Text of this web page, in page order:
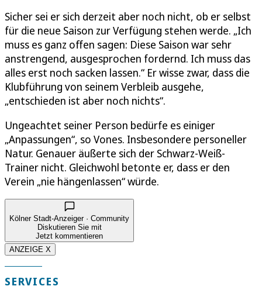
Sicher sei er sich derzeit aber noch nicht, ob er selbst
für die neue Saison zur Verfügung stehen werde. „Ich
muss es ganz offen sagen: Diese Saison war sehr
anstrengend, ausgesprochen fordernd. Ich muss das
alles erst noch sacken lassen.“ Er wisse zwar, dass die
Klubführung von seinem Verbleib ausgehe,
„entschieden ist aber noch nichts“.
Ungeachtet seiner Person bedürfe es einiger
„Anpassungen“, so Vones. Insbesondere personeller
Natur. Genauer äußerte sich der Schwarz-Weiß-
Trainer nicht. Gleichwohl betonte er, dass er den
Verein „nie hängenlassen“ würde.
Kölner Stadt-Anzeiger · Community
Diskutieren Sie mit
Jetzt kommentieren
ANZEIGE X
SERVICES